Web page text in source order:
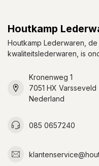
Houtkamp
Houtkamp Lederwaren,
kwaliteitslederwaren, is
Kronenweg 1
7051 HX Varsseveld
Nederland
085 0657240